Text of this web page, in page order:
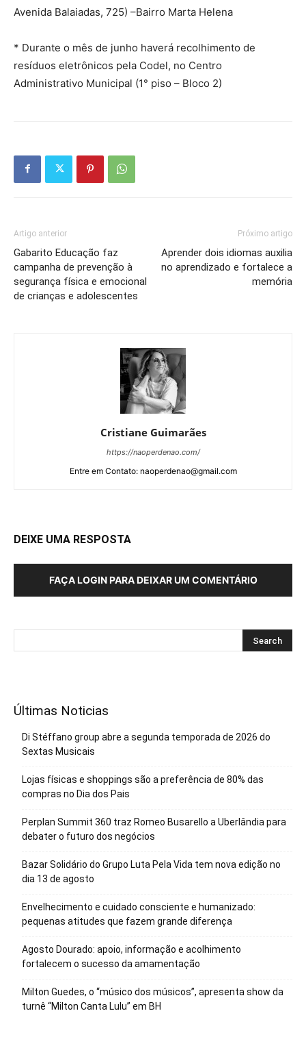
Avenida Balaiadas, 725) –Bairro Marta Helena
* Durante o mês de junho haverá recolhimento de
resíduos eletrônicos pela Codel, no Centro
Administrativo Municipal (1° piso – Bloco 2)
Artigo anterior
Gabarito Educação faz
campanha de prevenção à
segurança física e emocional
de crianças e adolescentes
Próximo artigo
Aprender dois idiomas auxilia
no aprendizado e fortalece a
memória
Cristiane Guimarães
https://naoperdenao.com/
Entre em Contato: naoperdenao@gmail.com
DEIXE UMA RESPOSTA
FAÇA LOGIN PARA DEIXAR UM COMENTÁRIO
Últimas Noticias
Di Stéffano group abre a segunda temporada de 2026 do
Sextas Musicais
Lojas físicas e shoppings são a preferência de 80% das
compras no Dia dos Pais
Perplan Summit 360 traz Romeo Busarello a Uberlândia para
debater o futuro dos negócios
Bazar Solidário do Grupo Luta Pela Vida tem nova edição no
dia 13 de agosto
Envelhecimento e cuidado consciente e humanizado:
pequenas atitudes que fazem grande diferença
Agosto Dourado: apoio, informação e acolhimento
fortalecem o sucesso da amamentação
Milton Guedes, o “músico dos músicos”, apresenta show da
turnê “Milton Canta Lulu” em BH